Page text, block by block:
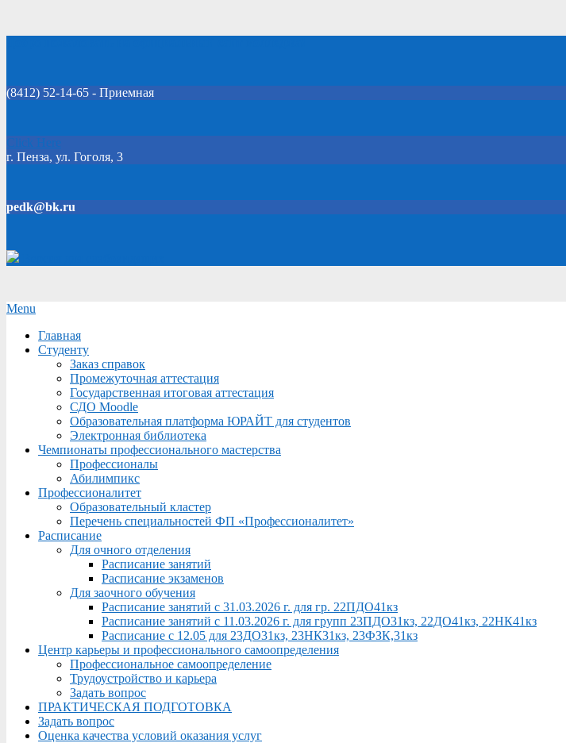
(8412) 52-14-65 - Приемная
Click Here
г. Пенза, ул. Гоголя, 3
pedk@bk.ru
Secondary
Menu
Menu
Главная
Студенту
Заказ справок
Промежуточная аттестация
Государственная итоговая аттестация
СДО Moodle
Образовательная платформа ЮРАЙТ для студентов
Электронная библиотека
Чемпионаты профессионального мастерства
Профессионалы
Абилимпикс
Профессионалитет
Образовательный кластер
Перечень специальностей ФП «Профессионалитет»
Расписание
Для очного отделения
Расписание занятий
Расписание экзаменов
Для заочного обучения
Расписание занятий с 31.03.2026 г. для гр. 22ПДО41кз
Расписание занятий с 11.03.2026 г. для групп 23ПДО31кз, 22ДО41кз, 22НК41кз
Расписание с 12.05 для 23ДО31кз, 23НК31кз, 23ФЗК,31кз
Центр карьеры и профессионального самоопределения
Профессиональное самоопределение
Трудоустройство и карьера
Задать вопрос
ПРАКТИЧЕСКАЯ ПОДГОТОВКА
Задать вопрос
Оценка качества условий оказания услуг